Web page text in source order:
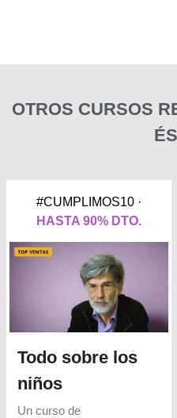
OTROS CURSOS
#CUMPLIMOS10 ·
HASTA 90% DTO.
Todo sobre los
niños
Un curso de